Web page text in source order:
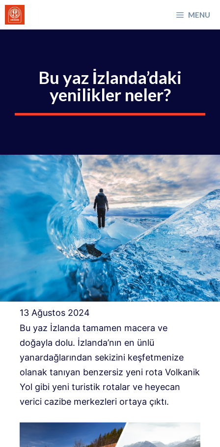
İçeriğe
atla
MENU
Bu yaz İzlanda’daki
yenilikler neler?
13 Ağustos 2024
Bu yaz İzlanda tamamen macera ve
doğayla dolu. İzlanda’nın en ünlü
yanardağlarından sekizini keşfetmenize
olanak tanıyan benzersiz yeni rota Volkanik
Yol gibi yeni turistik rotalar ve heyecan
verici cazibe merkezleri ortaya çıktı.